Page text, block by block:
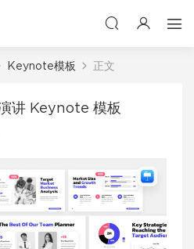
Keynote模板 正文
讲 Keynote 模板